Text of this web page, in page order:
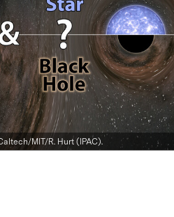
MIT/R. Hurt (IPAC).